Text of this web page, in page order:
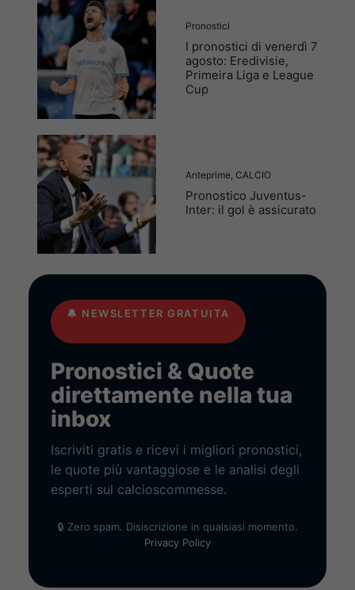
Pronostici
I pronostici di venerdì 7
agosto: Eredivisie,
Primeira Liga e League
Cup
Anteprime CALCIO
Pronostico Juventus-
Inter: il gol è assicurato
🔔 NEWSLETTER GRATUITA
Pronostici & Quote
direttamente nella tua
inbox
Iscriviti gratis e ricevi i migliori pronostici,
le quote più vantaggiose e le analisi degli
esperti sul calcioscommesse.
🔒 Zero spam. Disiscrizione in qualsiasi momento.
Privacy Policy